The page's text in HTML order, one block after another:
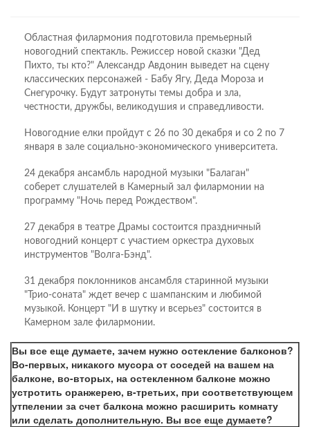
Областная филармония подготовила премьерный
новогодний спектакль. Режиссер новой сказки "Дед
Пихто, ты кто?" Александр Авдонин выведет на сцену
классических персонажей - Бабу Ягу, Деда Мороза и
Снегурочку. Будут затронуты темы добра и зла,
честности, дружбы, великодушия и справедливости.
Новогодние елки пройдут с 26 по 30 декабря и со 2 по 7
января в зале социально-экономического университета.
24 декабря ансамбль народной музыки "Балаган"
соберет слушателей в Камерный зал филармонии на
программу "Ночь перед Рождеством".
27 декабря в театре Драмы состоится праздничный
новогодний концерт с участием оркестра духовых
инструментов "Волга-Бэнд".
31 декабря поклонников ансамбля старинной музыки
"Трио-соната" ждет вечер с шампанским и любимой
музыкой. Концерт "И в шутку и всерьез" состоится в
Камерном зале филармонии.
Вы все еще думаете, зачем нужно остекление балконов?
Во-первых, никакого мусора от соседей на вашем на
балконе, во-вторых, на остекленном балконе можно
устротить оранжерею, в-третьих, при соответствующем
утпелении за счет балкона можно расширить комнату
или сделать дополнительную. Вы все еще думаете?